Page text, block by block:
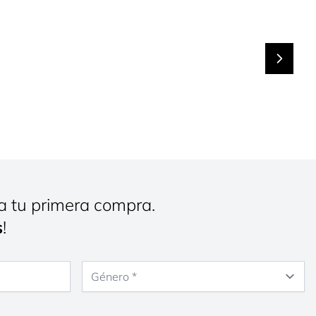
tu primera compra.
!